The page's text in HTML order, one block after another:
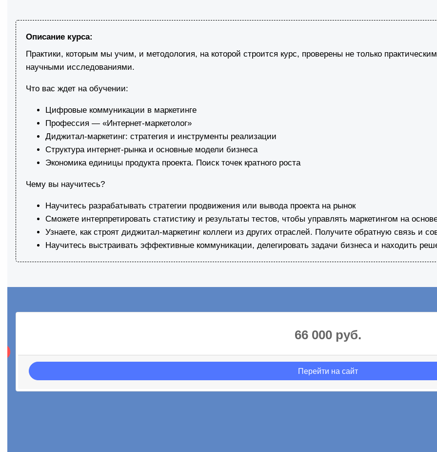
Описание курса:
Практики, которым мы учим, и методология, на которой строится курс, проверены не только
научными исследованиями.
Что вас ждет на обучении:
Цифровые коммуникации в маркетинге
Профессия — «Интернет-маркетолог»
Диджитал-маркетинг: стратегия и инструменты реализации
Структура интернет-рынка и основные модели бизнеса
Экономика единицы продукта проекта. Поиск точек кратного роста
Чему вы научитесь?
Научитесь разрабатывать стратегии продвижения или вывода проекта на рынок
Сможете интерпретировать статистику и результаты тестов, чтобы управлять маркетингом на
Узнаете, как строят диджитал-маркетинг коллеги из других отраслей. Получите обратную связь и
Научитесь выстраивать эффективные коммуникации, делегировать задачи бизнеса и находить
66 000 руб.
Перейти на сайт